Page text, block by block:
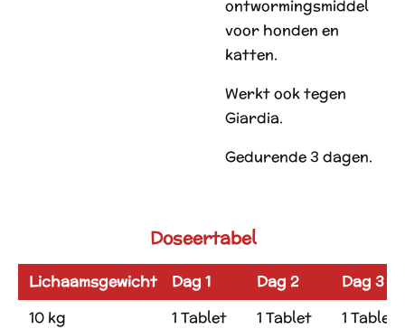
ontwormingsmiddel
voor honden en
katten.
Werkt ook tegen
Giardia.
Gedurende 3 dagen.
Doseertabel
Lichaamsgewicht Dag 1 Dag 2
Dag 3
10 kg
1 Tablet 1 Tablet
1 Tablet